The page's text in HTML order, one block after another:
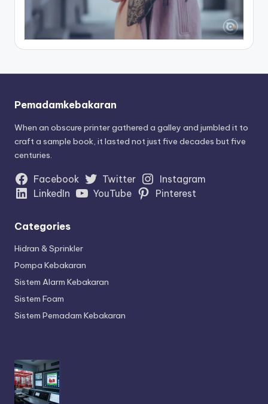
Pemadamkebakaran
When an obscure printer gathered a galley and jumbled it to
craft a sample book, it lasted not just five decades but five
centuries.
Facebook Twitter
Instagram
LinkedIn
YouTube Pinterest
Categories
Hidran & Sprinkler
Pompa Kebakaran
Sistem Alarm Kebakaran
Sistem Foam
Sistem Pemadam Kebakaran